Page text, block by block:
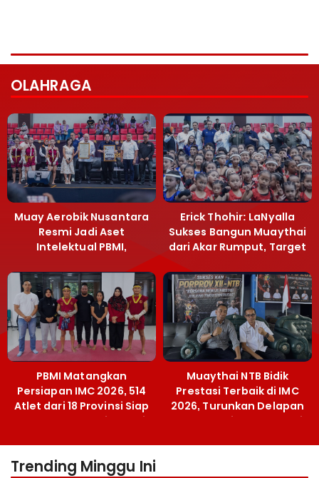
OLAHRAGA
Muay Aerobik Nusantara
Resmi Jadi Aset
Intelektual PBMI,
Terobosan Bangun
Grassroots
Erick Thohir: LaNyalla
Sukses Bangun Muaythai
dari Akar Rumput, Target
PBMI Matangkan
Persiapan IMC 2026, 514
Atlet dari 18 Provinsi Siap
Berlaga Besok di Bekasi
Muaythai NTB Bidik
Prestasi Terbaik di IMC
2026, Turunkan Delapan
Atlet ke Kejurnas Bekasi
Trending Minggu Ini